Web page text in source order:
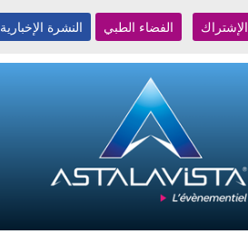
الإشتراك الفضاء الطبي النشرة الإخبارية